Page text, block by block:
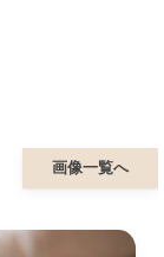
画像一覧へ